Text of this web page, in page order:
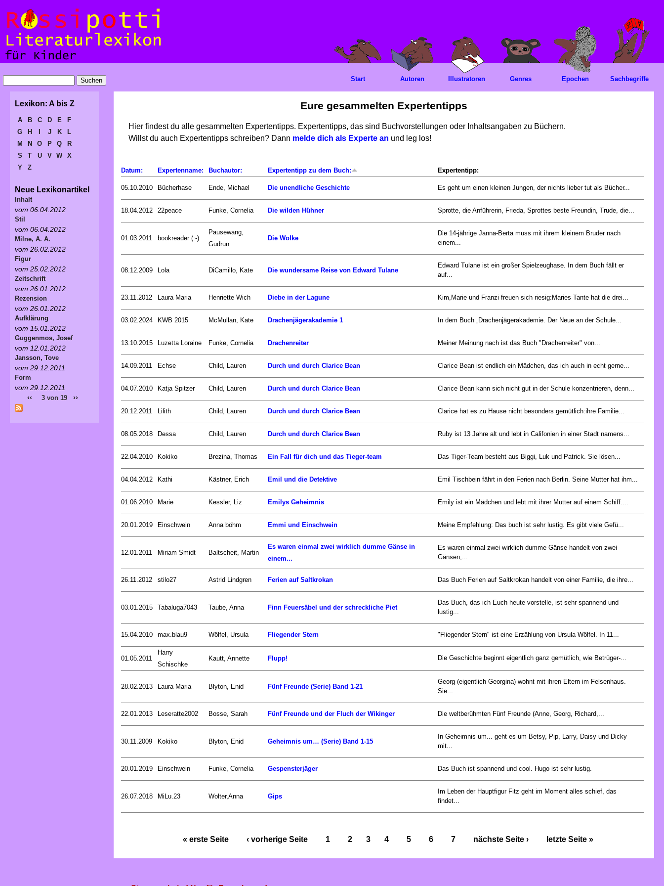
Eure gesammelten Expertentipps
Hier findest du alle gesammelten Expertentipps. Expertentipps, das sind Buchvorstellungen oder Inhaltsangaben zu Büchern.
Willst du auch Expertentipps schreiben? Dann melde dich als Experte an und leg los!
Datum: Expertenname: Buchautor: Expertentipp zu dem Buch: Expertentipp:
05.10.2010 Bücherhase Ende, Michael Die unendliche Geschichte Es geht um einen kleinen Jungen, der nichts lieber tut als Bücher...
18.04.2012 22peace Funke, Cornelia Die wilden Hühner Sprotte, die Anführerin, Frieda, Sprottes beste Freundin, Trude, die...
01.03.2011 bookreader (:-)
Pausewang,
Gudrun
Die Wolke
Die 14-jährige Janna-Berta muss mit ihrem kleinem Bruder nach
einem...
08.12.2009 Lola DiCamillo, Kate Die wundersame Reise von Edward Tulane
Edward Tulane ist ein großer Spielzeughase. In dem Buch fällt er
auf...
23.11.2012 Laura Maria Henriette Wich Diebe in der Lagune Kim,Marie und Franzi freuen sich riesig:Maries Tante hat die drei...
03.02.2024 KWB 2015 McMullan, Kate Drachenjägerakademie 1 In dem Buch „Drachenjägerakademie. Der Neue an der Schule...
13.10.2015 Luzetta Loraine Funke, Cornelia Drachenreiter Meiner Meinung nach ist das Buch "Drachenreiter" von...
14.09.2011 Echse Child, Lauren Durch und durch Clarice Bean Clarice Bean ist endlich ein Mädchen, das ich auch in echt gerne...
04.07.2010 Katja Spitzer Child, Lauren Durch und durch Clarice Bean Clarice Bean kann sich nicht gut in der Schule konzentrieren, denn...
20.12.2011 Lilith Child, Lauren Durch und durch Clarice Bean Clarice hat es zu Hause nicht besonders gemütlich:ihre Familie...
08.05.2018 Dessa Child, Lauren Durch und durch Clarice Bean Ruby ist 13 Jahre alt und lebt in Califonien in einer Stadt namens...
22.04.2010 Kokiko Brezina, Thomas Ein Fall für dich und das Tieger-team Das Tiger-Team besteht aus Biggi, Luk und Patrick. Sie lösen...
04.04.2012 Kathi Kästner, Erich Emil und die Detektive Emil Tischbein fährt in den Ferien nach Berlin. Seine Mutter hat ihm...
01.06.2010 Marie Kessler, Liz Emilys Geheimnis Emily ist ein Mädchen und lebt mit ihrer Mutter auf einem Schiff....
20.01.2019 Einschwein Anna böhm Emmi und Einschwein Meine Empfehlung: Das buch ist sehr lustig. Es gibt viele Gefü...
12.01.2011 Miriam Smidt Baltscheit, Martin
Es waren einmal zwei wirklich dumme Gänse in
einem...
Es waren einmal zwei wirklich dumme Gänse handelt von zwei
Gänsen,...
26.11.2012 stilo27 Astrid Lindgren Ferien auf Saltkrokan Das Buch Ferien auf Saltkrokan handelt von einer Familie, die ihre...
03.01.2015 Tabaluga7043 Taube, Anna Finn Feuersäbel und der schreckliche Piet
Das Buch, das ich Euch heute vorstelle, ist sehr spannend und
lustig...
15.04.2010 max.blau9 Wölfel, Ursula Fliegender Stern "Fliegender Stern" ist eine Erzählung von Ursula Wölfel. In 11...
01.05.2011
Harry
Schischke
Kautt, Annette Flupp! Die Geschichte beginnt eigentlich ganz gemütlich, wie Betrüger-...
28.02.2013 Laura Maria Blyton, Enid Fünf Freunde (Serie) Band 1-21
Georg (eigentlich Georgina) wohnt mit ihren Eltern im Felsenhaus.
Sie...
22.01.2013 Leseratte2002 Bosse, Sarah Fünf Freunde und der Fluch der Wikinger Die weltberühmten Fünf Freunde (Anne, Georg, Richard,...
30.11.2009 Kokiko Blyton, Enid Geheimnis um… (Serie) Band 1-15
In Geheimnis um... geht es um Betsy, Pip, Larry, Daisy und Dicky
mit...
20.01.2019 Einschwein Funke, Cornelia Gespensterjäger Das Buch ist spannend und cool. Hugo ist sehr lustig.
26.07.2018 MiLu.23 Wolter,Anna Gips
Im Leben der Hauptfigur Fitz geht im Moment alles schief, das
findet...
« erste Seite ‹ vorherige Seite 1 2 3 4 5 6 7 nächste Seite › letzte Seite »
Start Autoren Illustratoren Genres Epochen Sachbegriffe
Lexikon: A bis Z
A B C D E
F
G
H J K
L
M
N O P Q
R
S
T U V W
X
Y
Z
Neue Lexikonartikel
Inhalt
vom 06.04.2012
Stil
vom 06.04.2012
Milne, A. A.
vom 26.02.2012
Figur
vom 25.02.2012
Zeitschrift
vom 26.01.2012
Rezension
vom 26.01.2012
Aufklärung
vom 15.01.2012
Guggenmos, Josef
vom 12.01.2012
Jansson, Tove
vom 29.12.2011
Form
vom 29.12.2011
‹‹ 3 von 19 ››